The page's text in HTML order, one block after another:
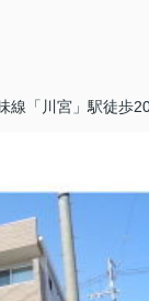
線「川宮」駅徒歩